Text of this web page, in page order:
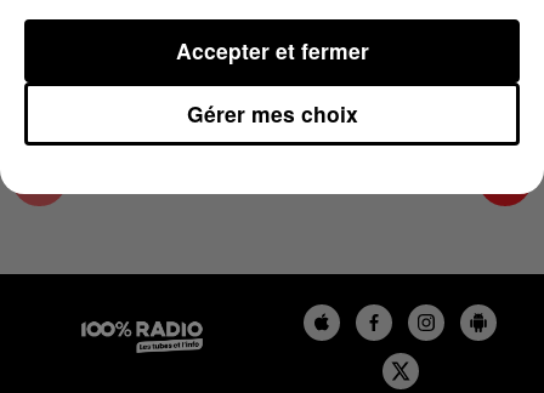
Podcasts infos de l'Ariège
Gérer mes choix
Accepter et fermer